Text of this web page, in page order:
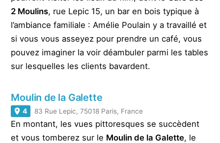
2 Moulins, rue Lepic 15, un bar en bois typique à
l’ambiance familiale : Amélie Poulain y a travaillé et
si vous vous asseyez pour prendre un café, vous
pouvez imaginer la voir déambuler parmi les tables
sur lesquelles les clients bavardent.
Moulin de la Galette
4 83 Rue Lepic, 75018 Paris, France
En montant, les vues pittoresques se succèdent
et vous tomberez sur le Moulin de la Galette, le